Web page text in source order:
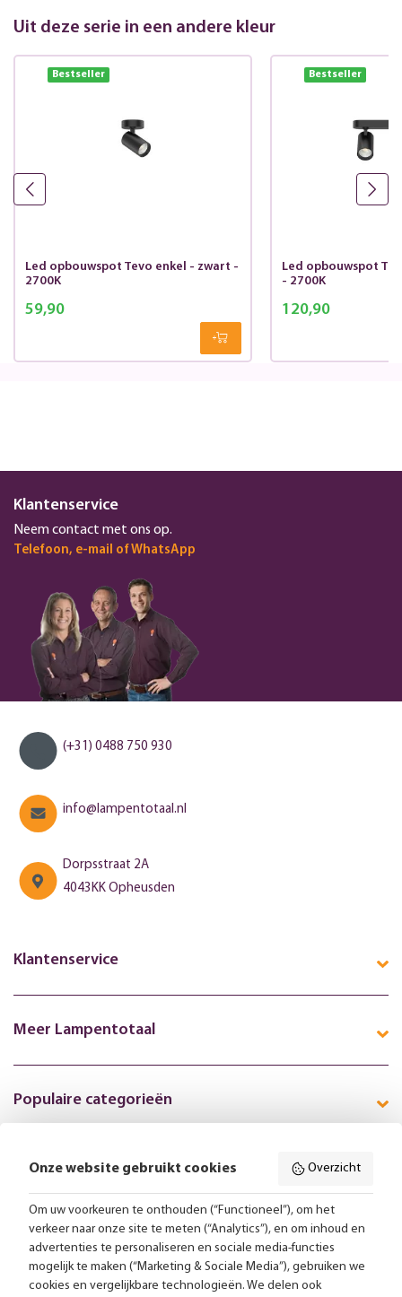
Uit deze serie in een andere kleur
Bestseller
Led opbouwspot Tevo enkel - zwart -
2700K
59,90
Bestseller
Led opbouwspot
- 2700K
120,90
Klantenservice
Neem contact met ons op.
Telefoon, e-mail of WhatsApp
(+31) 0488 750 930
info@lampentotaal.nl
Dorpsstraat 2A
4043KK Opheusden
Klantenservice
Meer Lampentotaal
Populaire categorieën
Volg ons online:
Gratis bezorging vanaf 99,-
Advies op maat
Onze website gebruikt cookies Overzicht
Om uw voorkeuren te onthouden (“Functioneel”), om het
verkeer naar onze site te meten (“Analytics”), en om inhoud en
advertenties te personaliseren en sociale media-functies
mogelijk te maken (“Marketing & Sociale Media”), gebruiken we
cookies en vergelijkbare technologieën. We delen ook